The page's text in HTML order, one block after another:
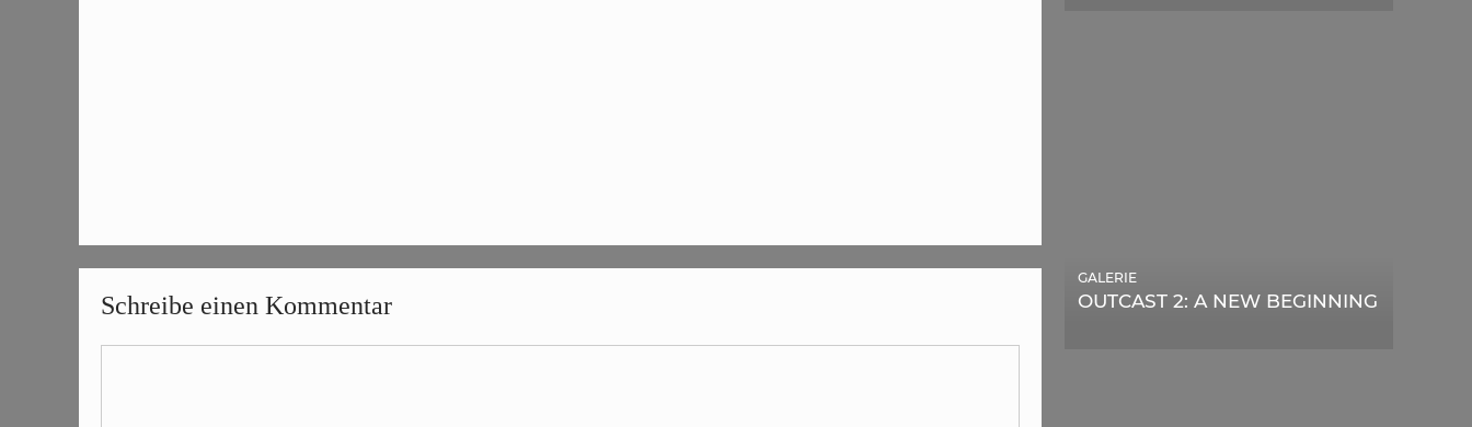
Schreibe einen Kommentar OUTCAST 2: A NEW BEGINNING
GALERIE